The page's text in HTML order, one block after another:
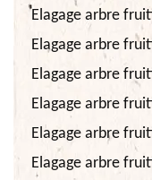
Elagage arbre
Elagage arbre
Elagage arbre
Elagage arbre
Elagage arbre
Elagage arbre